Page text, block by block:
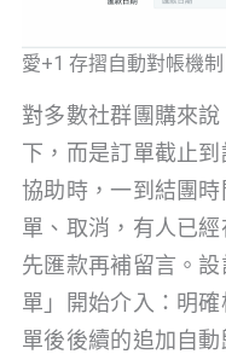
愛+1 存摺自動對帳機
對多數社群團購來
下，而是訂單截止
協助時，一到結團
單、取消，有人已
先匯款再補留言。
單」開始介入：明
單後後續的追加自